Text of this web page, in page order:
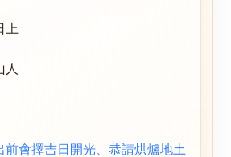
上
人
前會擇吉日開光、恭請烘爐地土